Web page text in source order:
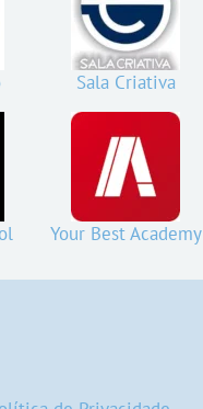
Sala Criativa
Your Best Academy